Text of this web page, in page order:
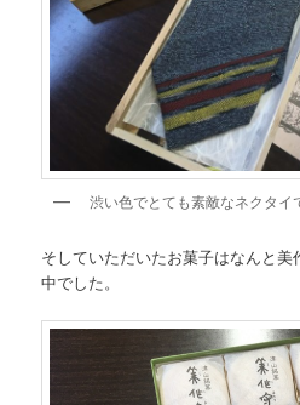
渋い色でとても素敵なネクタイ
そしていただいたお菓子はなんと
中でした。